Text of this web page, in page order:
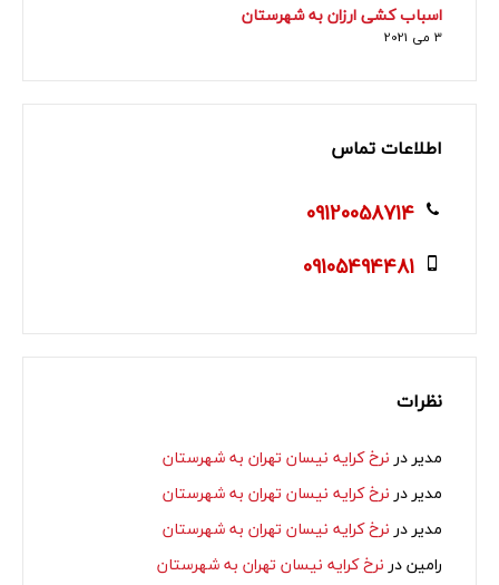
اسباب کشی ارزان به شهرستان
3 می 2021
اطلاعات تماس
09120058714
09105494481
نظرات
مدیردرنرخ کرایه نیسان تهران به شهرستان
مدیردرنرخ کرایه نیسان تهران به شهرستان
مدیردرنرخ کرایه نیسان تهران به شهرستان
رامیندرنرخ کرایه نیسان تهران به شهرستان